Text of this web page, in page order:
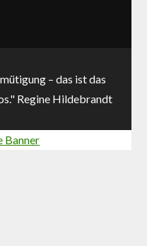
– das ist das
Regine Hildebrandt
Banner